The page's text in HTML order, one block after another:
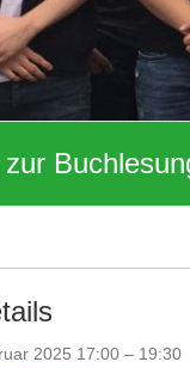
zur
2025 17:00 – 19:30